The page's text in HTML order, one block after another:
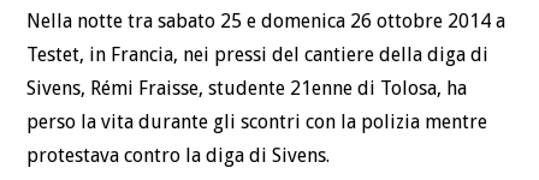
Nella notte tra sabato 25 e domenica 26 ottobre 2014 a
Testet, in Francia, nei pressi del cantiere della diga di
Sivens, Rémi Fraisse, studente 21enne di Tolosa, ha
perso la vita durante gli scontri con la polizia mentre
protestava contro la diga di Sivens.